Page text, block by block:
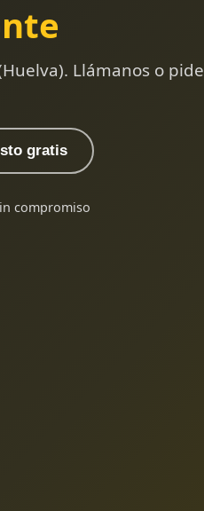
Llámanos o pide
gratis
compromiso